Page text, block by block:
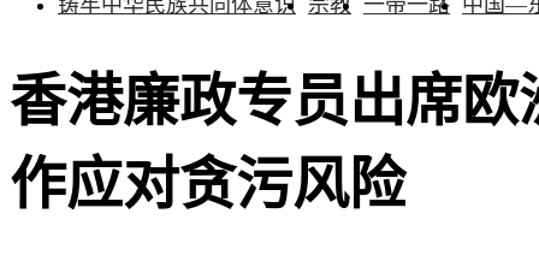
铸牢中华民族共同体意识 宗教 一带一路 中国—
香港廉政专员出席
作应对贪污风险